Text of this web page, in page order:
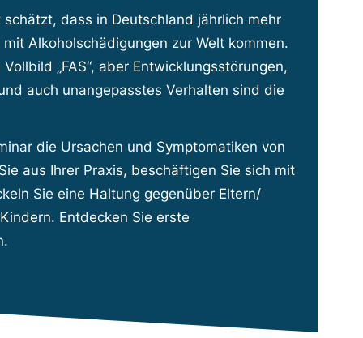
dass in Deutschland jährlich mehr
Alkoholschädigungen zur Welt kommen.
„FAS“, aber Entwicklungsstörungen,
auch unangepasstes Verhalten sind die
die Ursachen und Symptomatiken von
aus Ihrer Praxis, beschäftigen Sie sich mit
Sie eine Haltung gegenüber Eltern/
Entdecken Sie erste